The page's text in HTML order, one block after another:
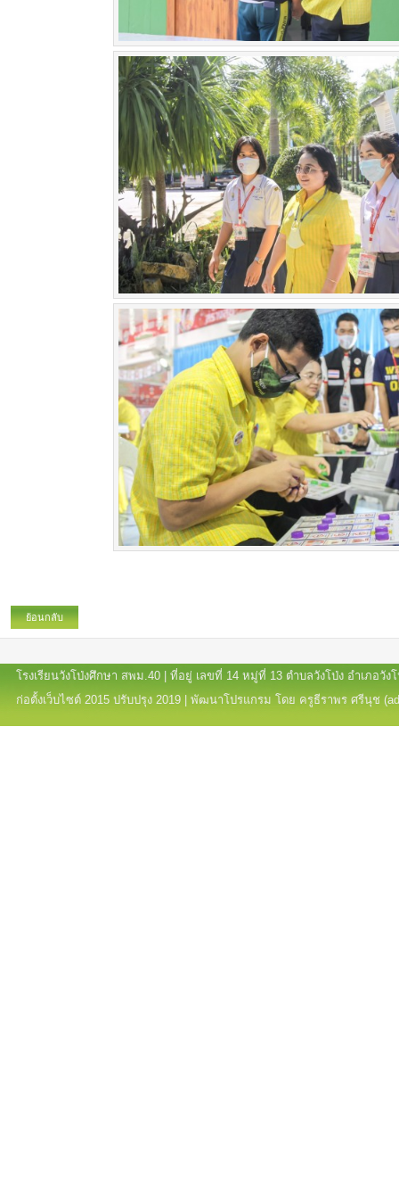
ย้อนกลับ
รงเรียนวังโป่งศึกษา สพม.40 | ที่อยู่ เลขที่ 14 หมู่ที่ 13 ตำบลวังโป่ง อำเภอวังโ
อตั้งเว็บไซต์ 2015 ปรับปรุง 2019 | พัฒนาโปรแกรม โดย ครูธีราพร ศรีนุช